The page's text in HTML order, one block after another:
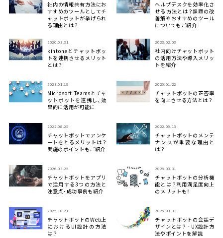
社内の情報共有方法にお
すすめのツールとしてチ
ャットボットが挙げられ
る理由とは？
ヘルプデスクを効率化さ
せる方法とは？課題の改
善策やおすすめのツール
についてもご紹介
2026.03.31
kintoneとチャットボッ
トを連携させるメリット
とは？
2023.02.03
社内向けチャットボット
の活用方法や導入メリッ
トを紹介
2023.01.19
Microsoft Teamsとチャ
ットボットを連携し、効
果的に活用が可能に
2026.01.22
チャットボットの正答率
を向上させる方法とは？
2022.08.25
チャットボットでアンケ
ートをとるメリットは？
実施のポイントもご紹介
2022.05.13
チャットボットのメンテ
ナンスが重要な理由と
は？
2026.03.25
チャットボットをアプリ
で活用する3つの方法と
注意点・成功事例も紹介
2026.03.31
チャットボットの分析機
能とは？利用満足度向上
のメリットも！
2025.10.21
チャットボットのWeb上
におけるUI設計の方法
は？
2026.03.31
チャットボットの会話デ
ザインとは？ - UX設計方
法やポイントを解説